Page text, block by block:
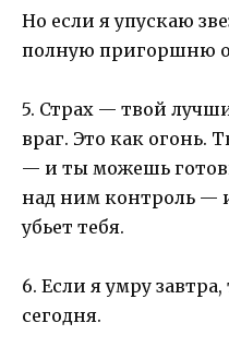
Но если я упускаю
полную пригоршню
5. Страх — твой
враг. Это как огонь.
— и ты можешь
над ним контроль —
убьет тебя.
6. Если я умру
сегодня.